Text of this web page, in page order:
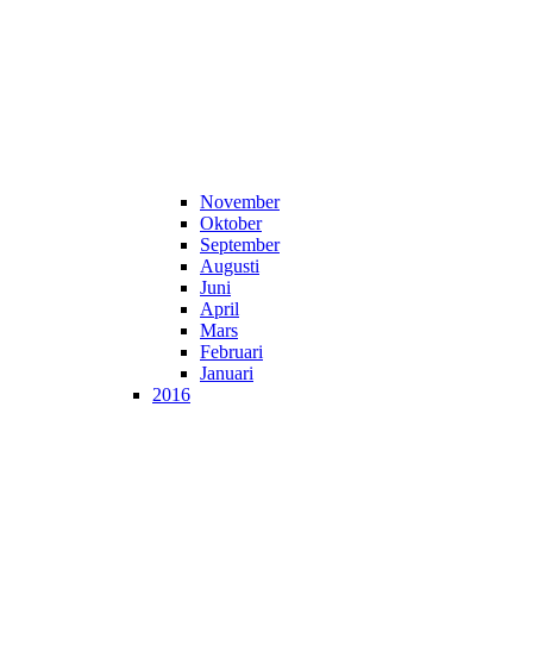
November
Oktober
September
Augusti
Juni
April
Mars
Februari
Januari
2016